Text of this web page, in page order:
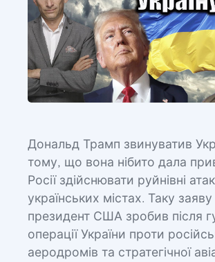
Дональд Трамп звинуватив
тому, що вона нібито дала
Росії здійснювати руйнівні
українських містах. Таку
президент США зробив після
операції України проти
аеродромів та стратегічної